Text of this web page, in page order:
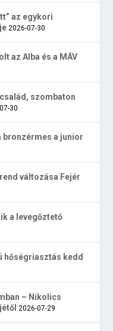
az egykori
2026-07-30
az Alba és a MÁV
szombaton
30
bronzérmes a junior
változása Fejér
a levegőztető
hőségriasztás kedd
– Nikolics
2026-07-29